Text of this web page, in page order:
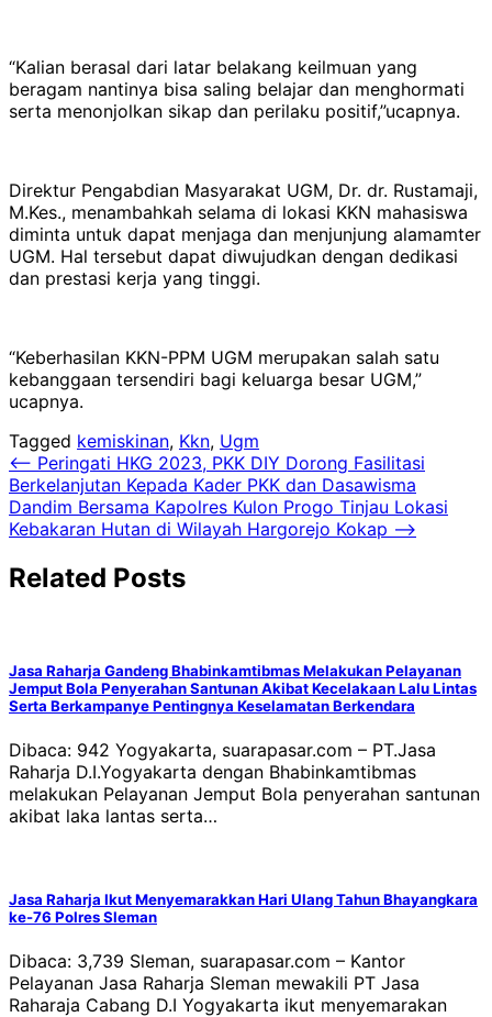
“Kalian berasal dari latar belakang keilmuan yang
beragam nantinya bisa saling belajar dan menghormati
serta menonjolkan sikap dan perilaku positif,”ucapnya.
Direktur Pengabdian Masyarakat UGM, Dr. dr. Rustamaji,
M.Kes., menambahkah selama di lokasi KKN mahasiswa
diminta untuk dapat menjaga dan menjunjung alamamter
UGM. Hal tersebut dapat diwujudkan dengan dedikasi
dan prestasi kerja yang tinggi.
“Keberhasilan KKN-PPM UGM merupakan salah satu
kebanggaan tersendiri bagi keluarga besar UGM,”
ucapnya.
Tagged kemiskinan, Kkn, Ugm
Navigasi
pos
⟵ Peringati HKG 2023, PKK DIY Dorong Fasilitasi
Berkelanjutan Kepada Kader PKK dan Dasawisma
Dandim Bersama Kapolres Kulon Progo Tinjau Lokasi
Kebakaran Hutan di Wilayah Hargorejo Kokap ⟶
Related Posts
Jasa Raharja Gandeng Bhabinkamtibmas Melakukan Pelayanan
Jemput Bola Penyerahan Santunan Akibat Kecelakaan Lalu Lintas
Serta Berkampanye Pentingnya Keselamatan Berkendara
Dibaca: 942 Yogyakarta, suarapasar.com – PT.Jasa
Raharja D.I.Yogyakarta dengan Bhabinkamtibmas
melakukan Pelayanan Jemput Bola penyerahan santunan
akibat laka lantas serta…
Jasa Raharja Ikut Menyemarakkan Hari Ulang Tahun Bhayangkara
ke-76 Polres Sleman
Dibaca: 3,739 Sleman, suarapasar.com – Kantor
Pelayanan Jasa Raharja Sleman mewakili PT Jasa
Raharaja Cabang D.I Yogyakarta ikut menyemarakan